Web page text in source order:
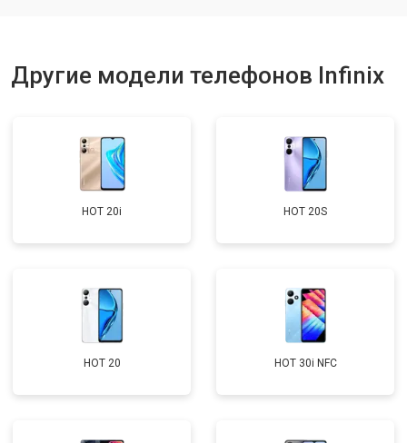
Другие модели телефонов Infinix
HOT 20i HOT 20S
HOT 20 HOT 30i NFC